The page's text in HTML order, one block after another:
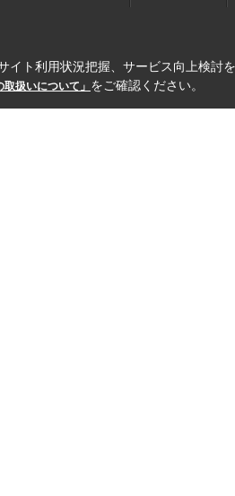
イト利用状況把握、サービス向上検討
取扱いについて」 をご確認ください。